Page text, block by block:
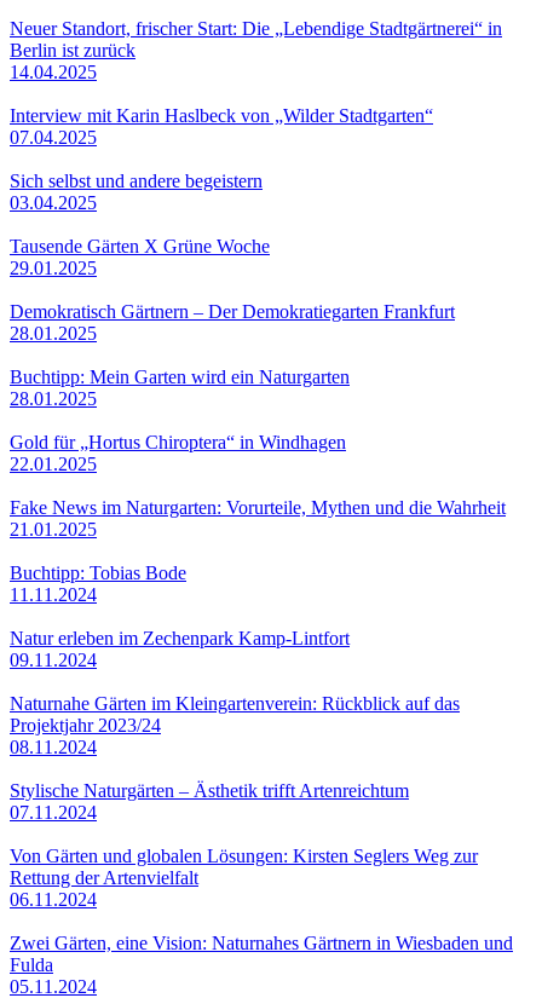
Neuer Standort, frischer Start: Die „Lebendige Stadtgärtnerei“ in
Berlin ist zurück
14.04.2025
Interview mit Karin Haslbeck von „Wilder Stadtgarten“
07.04.2025
Sich selbst und andere begeistern
03.04.2025
Tausende Gärten X Grüne Woche
29.01.2025
Demokratisch Gärtnern – Der Demokratiegarten Frankfurt
28.01.2025
Buchtipp: Mein Garten wird ein Naturgarten
28.01.2025
Gold für „Hortus Chiroptera“ in Windhagen
22.01.2025
Fake News im Naturgarten: Vorurteile, Mythen und die Wahrheit
21.01.2025
Buchtipp: Tobias Bode
11.11.2024
Natur erleben im Zechenpark Kamp-Lintfort
09.11.2024
Naturnahe Gärten im Kleingartenverein: Rückblick auf das
Projektjahr 2023/24
08.11.2024
Stylische Naturgärten – Ästhetik trifft Artenreichtum
07.11.2024
Von Gärten und globalen Lösungen: Kirsten Seglers Weg zur
Rettung der Artenvielfalt
06.11.2024
Zwei Gärten, eine Vision: Naturnahes Gärtnern in Wiesbaden und
Fulda
05.11.2024